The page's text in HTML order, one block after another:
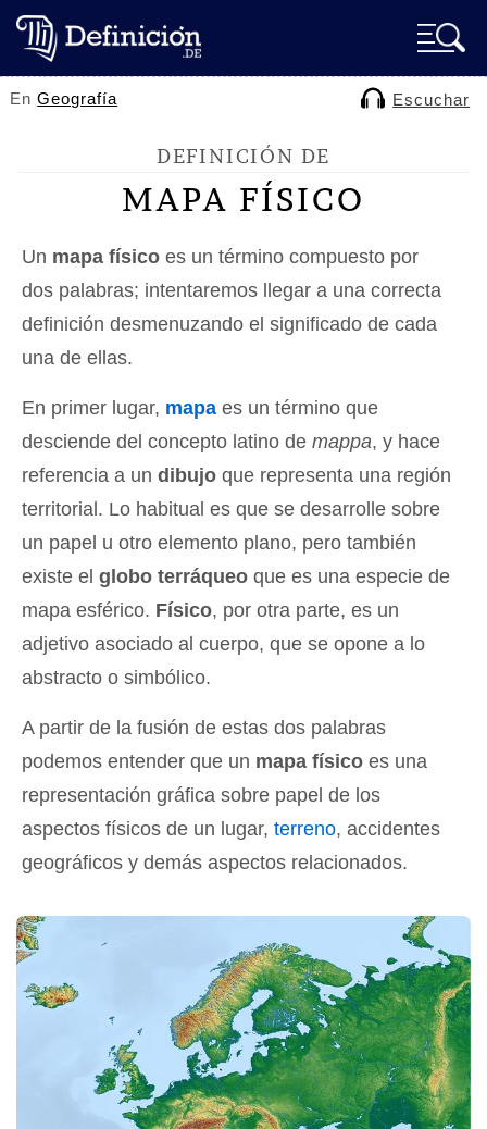
EnGeografía Escuchar
DEFINICIÓN DE
MAPA FÍSICO
Un mapa físico es un término compuesto por
dos palabras; intentaremos llegar a una correcta
definición desmenuzando el significado de cada
una de ellas.
En primer lugar, mapa es un término que
desciende del concepto latino de mappa, y hace
referencia a un dibujo que representa una región
territorial. Lo habitual es que se desarrolle sobre
un papel u otro elemento plano, pero también
existe el globo terráqueo que es una especie de
mapa esférico. Físico, por otra parte, es un
adjetivo asociado al cuerpo, que se opone a lo
abstracto o simbólico.
A partir de la fusión de estas dos palabras
podemos entender que un mapa físico es una
representación gráfica sobre papel de los
aspectos físicos de un lugar, terreno, accidentes
geográficos y demás aspectos relacionados.